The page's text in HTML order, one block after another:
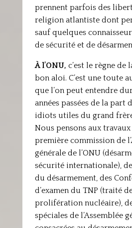
prennent parfois des
religion atlantiste dont
sauf quelques
de sécurité et de
À l’ONU, c’est le règne de
bon aloi. C’est une toute
que l’on peut entendre
années passées de la part
idiots utiles du grand
Nous pensons aux
première commission de
générale de l’ONU
sécurité internationale),
du désarmement, des
d’examen du TNP (traité
prolifération nucléaire),
spéciales de l’Assemblée